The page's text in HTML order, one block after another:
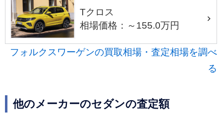
Tクロス
相場価格：～155.0万円
フォルクスワーゲンの買取相場・査定相場を調べ
る
他のメーカーのセダンの査定額